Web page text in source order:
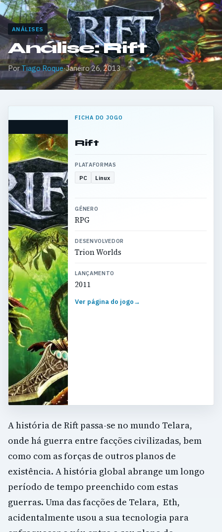
ANÁLISES
Análise: Rift
PorTiago Roque·Janeiro 26, 2013
FICHA DO JOGO
Rift
PLATAFORMAS
PC Linux
GÉNERO
RPG
DESENVOLVEDOR
Trion Worlds
LANÇAMENTO
2011
Ver página do jogo→
A história de Rift passa-se no mundo Telara,
onde há guerra entre facções civilizadas, bem
como com as forças de outros planos de
existência. A história global abrange um longo
período de tempo preenchido com estas
guerras. Uma das facções de Telara, Eth,
acidentalmente usou a sua tecnologia para